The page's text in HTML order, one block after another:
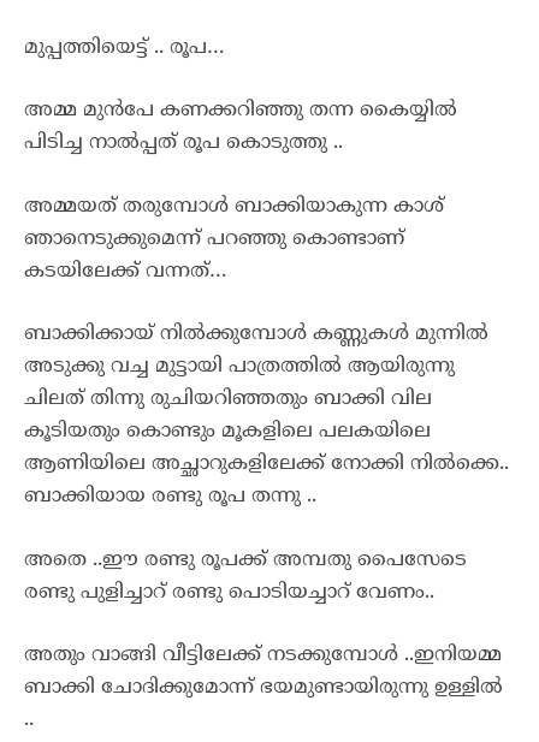
മുപ്പത്തിയെട്ട് .. രൂപ…
അമ്മ മുൻപേ കണക്കറിഞ്ഞു തന്ന കൈയ്യിൽ
പിടിച്ച നാൽപ്പത് രൂപ കൊടുത്തു ..
അമ്മയത് തരുമ്പോൾ ബാക്കിയാകുന്ന കാശ്
ഞാനെടുക്കുമെന്ന് പറഞ്ഞു കൊണ്ടാണ്
കടയിലേക്ക് വന്നത്…
ബാക്കിക്കായ് നിൽക്കുമ്പോൾ കണ്ണുകൾ മുന്നിൽ
അടുക്കു വച്ച മുട്ടായി പാത്രത്തിൽ ആയിരുന്നു
ചിലത് തിന്നു രുചിയറിഞ്ഞതും ബാക്കി വില
കൂടിയതും കൊണ്ടും മൂകളിലെ പലകയിലെ
ആണിയിലെ അച്ഛാറുകളിലേക്ക് നോക്കി നിൽക്കെ..
ബാക്കിയായ രണ്ടു രൂപ തന്നു ..
അതെ ..ഈ രണ്ടു രൂപക്ക് അമ്പതു പൈസേടെ
രണ്ടു പുളിച്ചാറ് രണ്ടു പൊടിയച്ചാറ് വേണം..
അതും വാങ്ങി വീട്ടിലേക്ക് നടക്കുമ്പോൾ ..ഇനിയമ്മ
ബാക്കി ചോദിക്കുമോന്ന് ഭയമുണ്ടായിരുന്നു ഉള്ളിൽ
..